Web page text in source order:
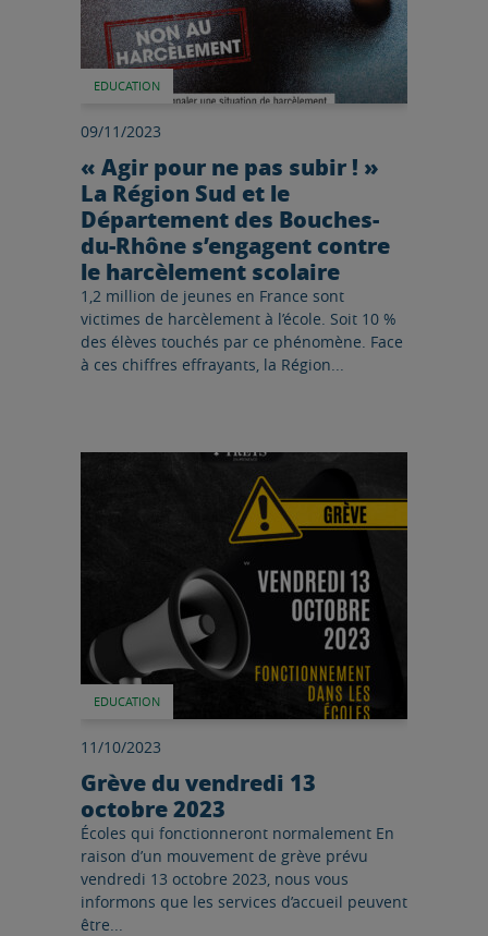
EDUCATION
09/11/2023
« Agir pour ne pas subir ! »
La Région Sud et le
Département des Bouches-
du-Rhône s’engagent contre
le harcèlement scolaire
1,2 million de jeunes en France sont
victimes de harcèlement à l’école. Soit 10 %
des élèves touchés par ce phénomène. Face
à ces chiffres effrayants, la Région...
EDUCATION
11/10/2023
Grève du vendredi 13
octobre 2023
Écoles qui fonctionneront normalement En
raison d’un mouvement de grève prévu
vendredi 13 octobre 2023, nous vous
informons que les services d’accueil peuvent
être...